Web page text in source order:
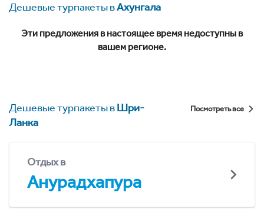
Дешевые турпакеты вАхунгала
Эти предложения в настоящее время недоступны в
вашем регионе.
Дешевые турпакеты вШри-
Ланка
Посмотреть все
Отдых в
Анурадхапура